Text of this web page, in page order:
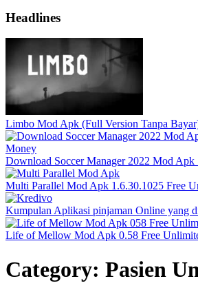
Headlines
Limbo Mod Apk (Full Version Tanpa
Download Soccer Manager 2022 Mod
Multi Parallel Mod Apk 1.6.30.1025 Free
Kumpulan Aplikasi pinjaman Online yang
Life of Mellow Mod Apk 0.58 Free
Category: Pasien